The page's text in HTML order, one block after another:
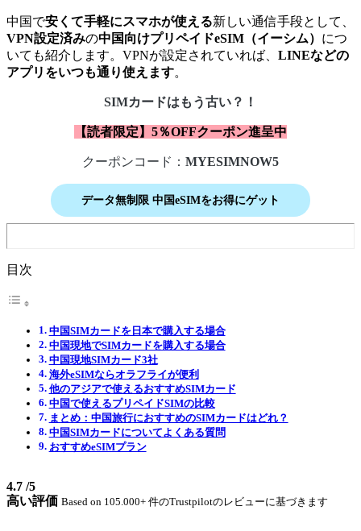
中国で安くて手軽にスマホが使える新しい通信手段として、
VPN設定済みの中国向けプリペイドeSIM（イーシム） につ
いても紹介します。VPNが設定されていれば、 LINEなどの
アプリをいつも通り使えます。
SIMカードはもう古い？！
【読者限定】5％OFFクーポン進呈中
クーポンコード： MYESIMNOW5
データ無制限 中国eSIMをお得にゲット
目次
中国SIMカードを日本で購入する場合
中国現地でSIMカードを購入する場合
中国現地SIMカード3社
海外eSIMならオラフライが便利
他のアジアで使えるおすすめSIMカード
中国で使えるプリペイドSIMの比較
まとめ：中国旅行におすすめのSIMカードはどれ？
中国SIMカードについてよくある質問
おすすめeSIMプラン
4.7 /5
高い評価 Based on 105.000+ 件のTrustpilotのレビューに基づきます